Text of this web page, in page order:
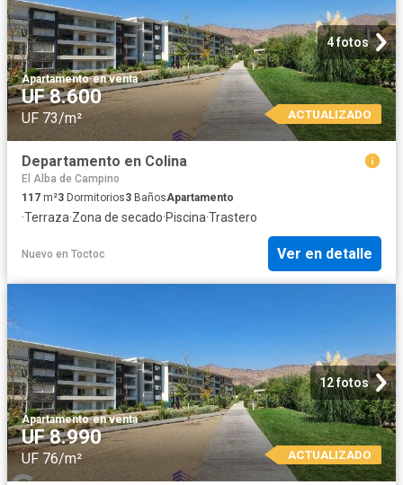
4 fotos
Apartamento·en venta
UF 8.600
UF 73/m² ACTUALIZADO
Departamento en Colina
El Alba de Campino
117 m²3 Dormitorios3 BañosApartamento
·Terraza·Zona de secado·Piscina·Trastero
Nuevo en Toctoc Ver en detalle
12 fotos
Apartamento·en venta
UF 8.990
UF 76/m² ACTUALIZADO